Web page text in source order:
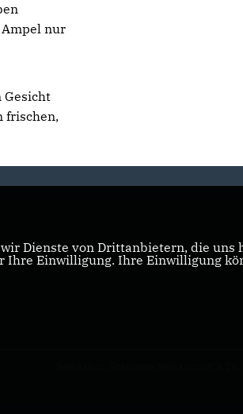
nur
Gesicht
frischen,
Dienste von Drittanbietern, die uns
Ihre Einwilligung. Ihre Einwilligung